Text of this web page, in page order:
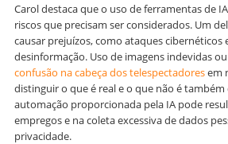
Carol destaca que o uso de ferramentas de
riscos que precisam ser considerados. Um
causar prejuízos, como ataques cibernéticos
desinformação. Uso de imagens indevidas
confusão na cabeça dos telespectadoresem
distinguir o que é real e o que não é também
automação proporcionada pela IA pode
empregos e na coleta excessiva de dados
privacidade.